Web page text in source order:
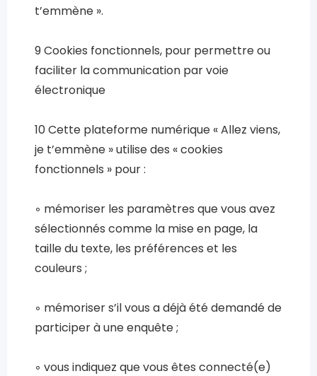
t’emmène ».
9 Cookies fonctionnels, pour permettre ou
faciliter la communication par voie
électronique
10 Cette plateforme numérique « Allez viens,
je t’emmène » utilise des « cookies
fonctionnels » pour :
◦ mémoriser les paramètres que vous avez
sélectionnés comme la mise en page, la
taille du texte, les préférences et les
couleurs ;
◦ mémoriser s’il vous a déjà été demandé de
participer à une enquête ;
◦ vous indiquez que vous êtes connecté(e)